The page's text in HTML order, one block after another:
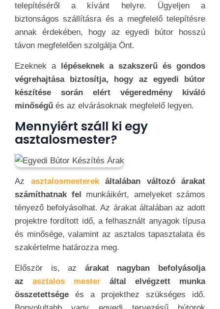
telepítéséről a kívánt helyre. Ügyeljen a
biztonságos szállításra és a megfelelő telepítésre
annak érdekében, hogy az egyedi bútor hosszú
távon megfelelően szolgálja Önt.
Ezeknek a lépéseknek a szakszerű és gondos
végrehajtása biztosítja, hogy az egyedi bútor
készítése során elért végeredmény kiváló
minőségű és az elvárásoknak megfelelő legyen.
Mennyiért száll ki egy
asztalosmester?
Az asztalosmesterek általában változó árakat
számíthatnak fel munkáikért, amelyeket számos
tényező befolyásolhat. Az árakat általában az adott
projektre fordított idő, a felhasznált anyagok típusa
és minősége, valamint az asztalos tapasztalata és
szakértelme határozza meg.
Először is, az árakat nagyban befolyásolja
az asztalos mester által elvégzett munka
összetettsége és a projekthez szükséges idő.